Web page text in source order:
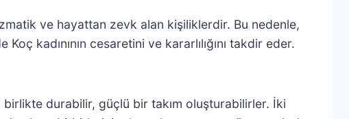
ve hayattan zevk alan kişiliklerdir. Bu nedenle,
kadınının cesaretini ve kararlılığını takdir eder.
birlikte durabilir, güçlü bir takım oluşturabilirler. İki